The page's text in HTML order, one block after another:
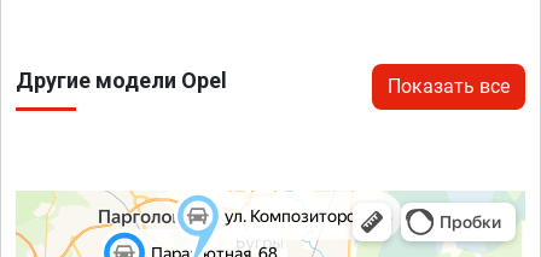
Другие модели Opel Показать все